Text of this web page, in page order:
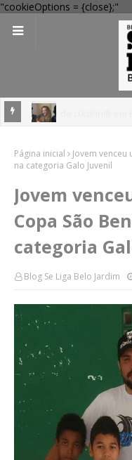
"cookieOptions = {close};"
Maria Rita e mais em
Página inicial
Jovem venceu
na categoria Galo Juvenil
Jovem
Copa São
categoria
Blog Se Liga Belo Jardim